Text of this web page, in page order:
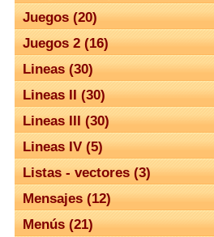
Juegos (20)
Juegos 2 (16)
Lineas (30)
Lineas II (30)
Lineas III (30)
Lineas IV (5)
Listas - vectores (3)
Mensajes (12)
Menús (21)